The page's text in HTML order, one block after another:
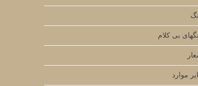
بی کلام
موارد